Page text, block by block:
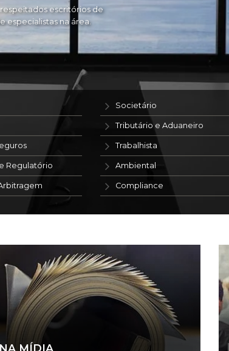
escritórios de
especialistas na área.
Regulatório
Societário
Tributário e Aduaneiro
Trabalhista
Ambiental
Compliance
NA MÍDIA